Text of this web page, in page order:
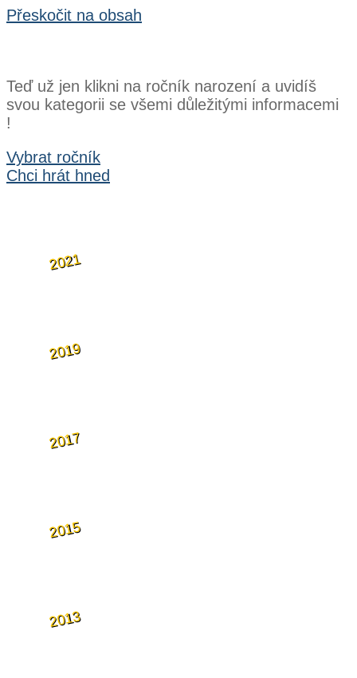
Přeskočit na obsah
Teď už jen klikni na ročník narození a uvidíš
svou kategorii se všemi důležitými informacemi
!
Vybrat ročník
Chci hrát hned
2021
2019
2017
2015
2013